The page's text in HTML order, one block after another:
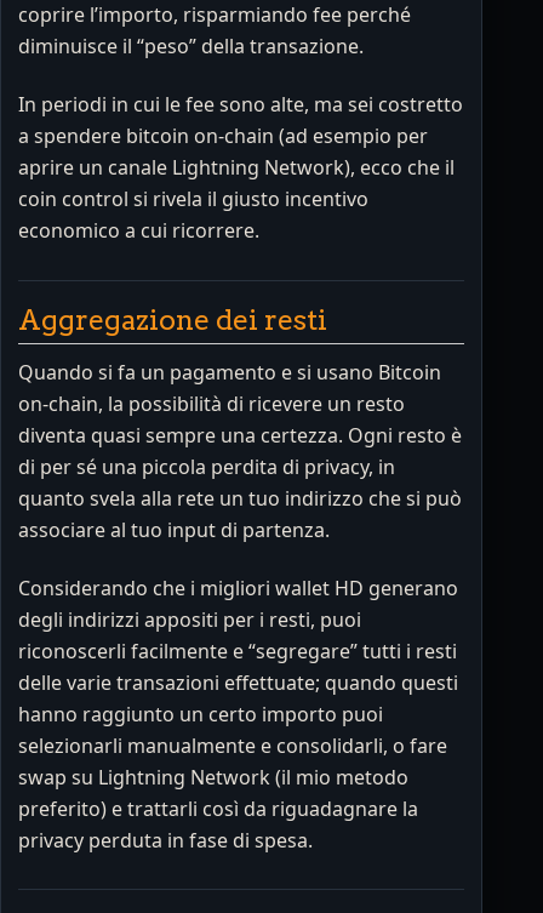
coprire l’importo, risparmiando fee perché
diminuisce il “peso” della transazione.
In periodi in cui le fee sono alte, ma sei costretto
a spendere bitcoin on-chain (ad esempio per
aprire un canale Lightning Network), ecco che il
coin control si rivela il giusto incentivo
economico a cui ricorrere.
Aggregazione dei resti
Quando si fa un pagamento e si usano Bitcoin
on-chain, la possibilità di ricevere un resto
diventa quasi sempre una certezza. Ogni resto è
di per sé una piccola perdita di privacy, in
quanto svela alla rete un tuo indirizzo che si può
associare al tuo input di partenza.
Considerando che i migliori wallet HD generano
degli indirizzi appositi per i resti, puoi
riconoscerli facilmente e “segregare” tutti i resti
delle varie transazioni effettuate; quando questi
hanno raggiunto un certo importo puoi
selezionarli manualmente e consolidarli, o fare
swap su Lightning Network (il mio metodo
preferito) e trattarli così da riguadagnare la
privacy perduta in fase di spesa.